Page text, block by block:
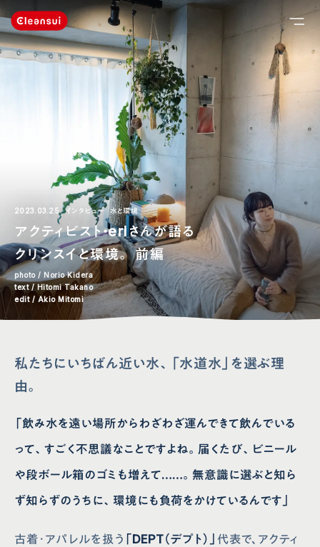
2023.03.25 インタビュー 水と環境
アクティビスト・eriさんが語る
クリンスイと環境。 前編
photo / Norio Kidera
text / Hitomi Takano
edit / Akio Mitomi
私たちにいちばん近い水、「水道水」を選ぶ理
由。
「飲み水を遠い場所からわざわざ運んできて飲んでいる
って、すごく不思議なことですよね。届くたび、ビニール
や段ボール箱のゴミも増えて……。無意識に選ぶと知ら
ず知らずのうちに、環境にも負荷をかけているんです」
古着・アパレルを扱う 「DEPT（デプト）」 代表で、アクティ